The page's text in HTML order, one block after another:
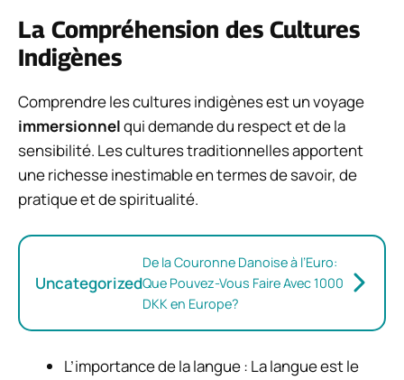
La Compréhension des Cultures
Indigènes
Comprendre les cultures indigènes est un voyage
immersionnelqui demande du respect et de la
sensibilité. Les cultures traditionnelles apportent
une richesse inestimable en termes de savoir, de
pratique et de spiritualité.
Uncategorized
De la Couronne Danoise à l’Euro:
Que Pouvez-Vous Faire Avec 1000
DKK en Europe?
L’importance de la langue : La langue est le